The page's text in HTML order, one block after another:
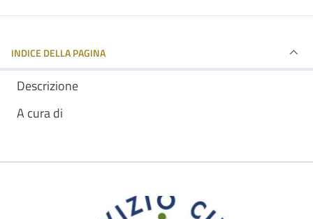
INDICE DELLA PAGINA
Descrizione
A cura di